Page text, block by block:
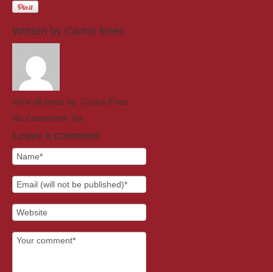
Written by Carlos Enes
View all posts by: Carlos Enes
No Comments Yet.
Leave a comment